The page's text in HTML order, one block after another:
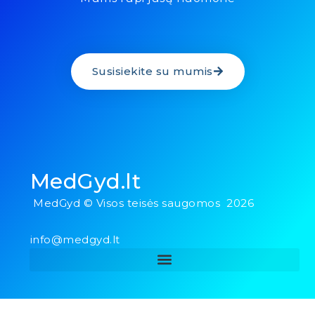
Susisiekite su mumis
MedGyd.lt
MedGyd © Visos teisės saugomos 2026
info@medgyd.lt